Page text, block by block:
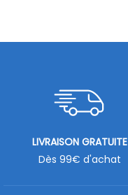
LIVRAISON GRATUITE
Dès 99€ d'achat